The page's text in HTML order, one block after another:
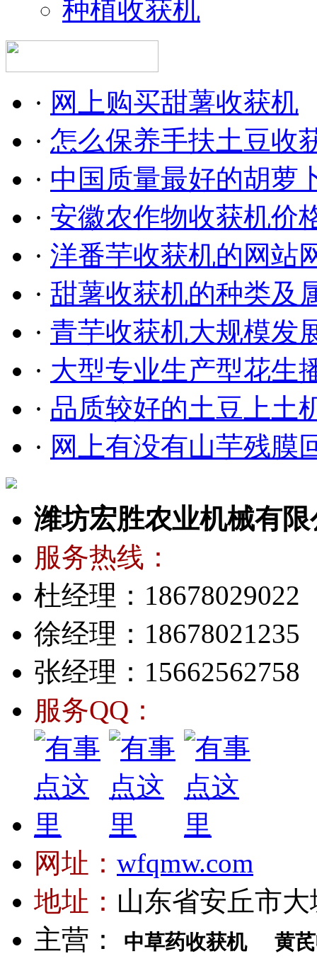
种植收获机
· 网上购买甜薯收获机
· 怎么保养手扶土豆收
· 中国质量最好的胡萝
· 安徽农作物收获机价
· 洋番芋收获机的网站
· 甜薯收获机的种类及
· 青芋收获机大规模发
· 大型专业生产型花生
· 品质较好的土豆上土
· 网上有没有山芋残膜
潍坊宏胜农业机械有限
服务热线：
杜经理：18678029022
徐经理：18678021235
张经理：15662562758
服务QQ：
网址： wfqmw.com
地址： 山东省安丘市
主营：
中草药收获机 黄